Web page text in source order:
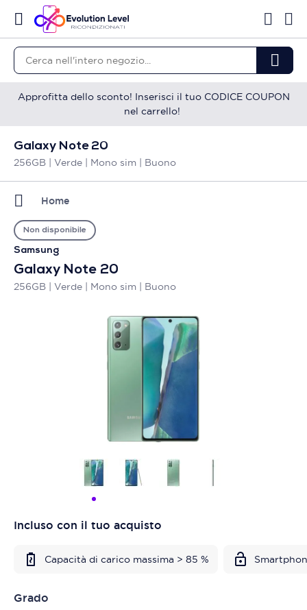
Approfitta dello sconto! Inserisci il tuo CODICE COUPON
nel carrello!
Galaxy Note 20
256GB | Verde | Mono sim | Buono
Home
Samsung
Galaxy Note 20
256GB | Verde | Mono sim | Buono
Non disponibile
Incluso con il tuo acquisto
Capacità di carico massima > 85 %
Grado